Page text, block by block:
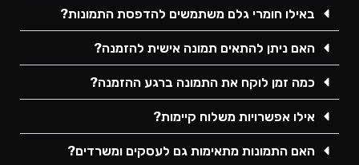
באילו חומרי גלם משתמשים להדפסת התמונות?
האם ניתן להתאים תמונה אישית להזמנה?
כמה זמן לוקח את התמונה ברגע ההזמנה?
אילו אפשרויות משלוח קיימות?
האם התמונות מתאימות גם לעסקים ומשרדים?